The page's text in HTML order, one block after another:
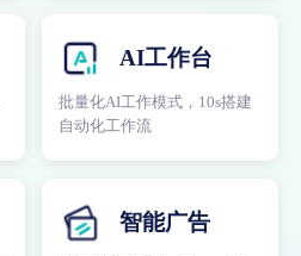
AI工作台
批量化AI工作模式，10s搭建
自动化工作流
智能广告